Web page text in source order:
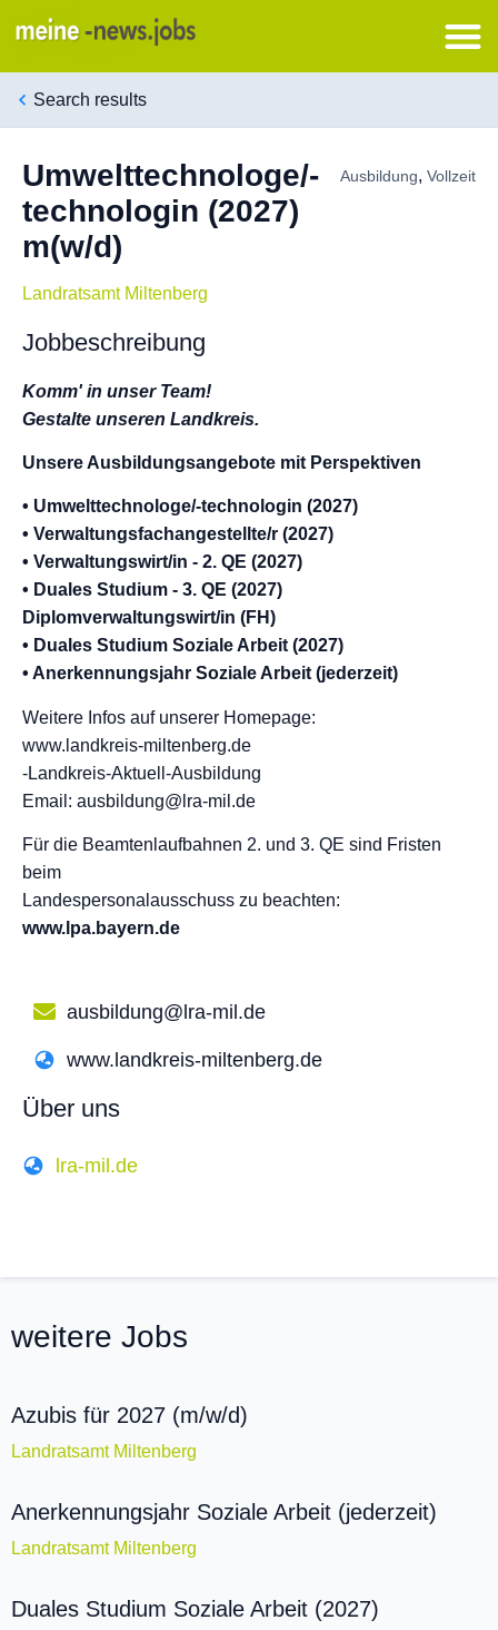
Search results
Umwelttechnologe/-
technologin (2027)
m(w/d)
Landratsamt Miltenberg
Ausbildung, Vollzeit
Jobbeschreibung
Komm' in unser Team!
Gestalte unseren Landkreis.
Unsere Ausbildungsangebote mit Perspektiven
• Umwelttechnologe/-technologin (2027)
• Verwaltungsfachangestellte/r (2027)
• Verwaltungswirt/in - 2. QE (2027)
• Duales Studium - 3. QE (2027)
Diplomverwaltungswirt/in (FH)
• Duales Studium Soziale Arbeit (2027)
• Anerkennungsjahr Soziale Arbeit (jederzeit)
Weitere Infos auf unserer Homepage:
www.landkreis-miltenberg.de
-Landkreis-Aktuell-Ausbildung
Email: ausbildung@lra-mil.de
Für die Beamtenlaufbahnen 2. und 3. QE sind Fristen
beim
Landespersonalausschuss zu beachten:
www.lpa.bayern.de
ausbildung@lra-mil.de
www.landkreis-miltenberg.de
Über uns
lra-mil.de
weitere Jobs
Azubis für 2027 (m/w/d)
Landratsamt Miltenberg
Anerkennungsjahr Soziale Arbeit (jederzeit)
Landratsamt Miltenberg
Duales Studium Soziale Arbeit (2027)